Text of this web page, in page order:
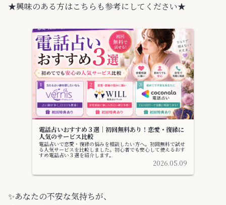
★興味のある方はこちらも参考にしてください★
電話占いおすすめ３選｜初回無料あり！恋愛・復縁に
人気のサービス比較
電話占いで恋愛・復縁の悩みを相談したい方へ。初回無料で試せ
る人気サービスを比較しました。初心者でも安心して使えるおす
すめ電話占い３選を紹介します。
2026.05.09
✨️あなたの不安な気持ちが、